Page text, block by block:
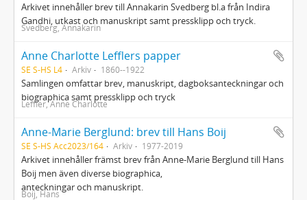
Arkivet innehåller brev till Annakarin Svedberg bl.a från Indira
Gandhi, utkast och manuskript samt pressklipp och tryck.
Svedberg, Annakarin
Anne Charlotte Lefflers papper
SE S-HS L4 Arkiv 1860--1922
Samlingen omfattar brev, manuskript, dagboksanteckningar och
biographica samt pressklipp och tryck
Leffler, Anne Charlotte
Anne-Marie Berglund: brev till Hans Boij
SE S-HS Acc2023/164 Arkiv 1977-2019
Arkivet innehåller främst brev från Anne-Marie Berglund till Hans
Boij men även diverse biographica,
anteckningar och manuskript.
Boij, Hans